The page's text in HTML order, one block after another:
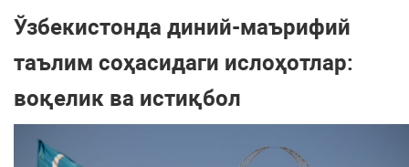
Ўзбекистонда диний-маърифий
таълим соҳасидаги ислоҳотлар:
воқелик ва истиқбол